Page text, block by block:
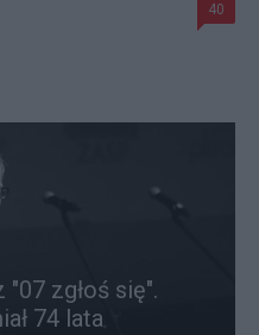
40
zgłoś się".
74 lata